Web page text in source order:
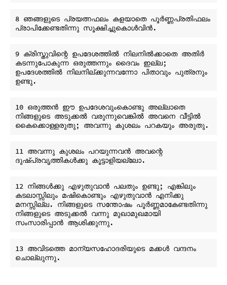
8 ഞങ്ങളുടെ പ്രയത്നഫലം കളയാതെ പൂർണ്ണപ്രതിഫലം
9 ക്രിസ്തുവിന്റെ ഉപദേശത്തിൽ നിലനിൽക്കാതെ അതിർ
കടന്നുപോകുന്ന ഒരുത്തന്നും ദൈവം ഇല്ല;
ഉപദേശത്തിൽ നിലനില്ക്കുന്നവന്നോ പിതാവും പുത്രനും
10 ഒരുത്തൻ ഈ ഉപദേശവുംകൊണ്ടു അല്ലാതെ
നിങ്ങളുടെ അടുക്കൽ വരുന്നുവെങ്കിൽ അവനെ വീട്ടിൽ
11 അവന്നു കുശലം പറയുന്നവൻ അവന്റെ
12 നിങ്ങൾക്കു എഴുതുവാൻ പലതും ഉണ്ടു; എങ്കിലും
കടലാസ്സിലും മഷികൊണ്ടും എഴുതുവാൻ എനിക്കു
മനസ്സില്ല. നിങ്ങളുടെ സന്തോഷം പൂർണ്ണമാകേണ്ടതിന്നു
നിങ്ങളുടെ അടുക്കൽ വന്നു മുഖാമുഖമായി
13 അവിടത്തെ മാന്യസഹോദരിയുടെ മക്കൾ വന്ദനം